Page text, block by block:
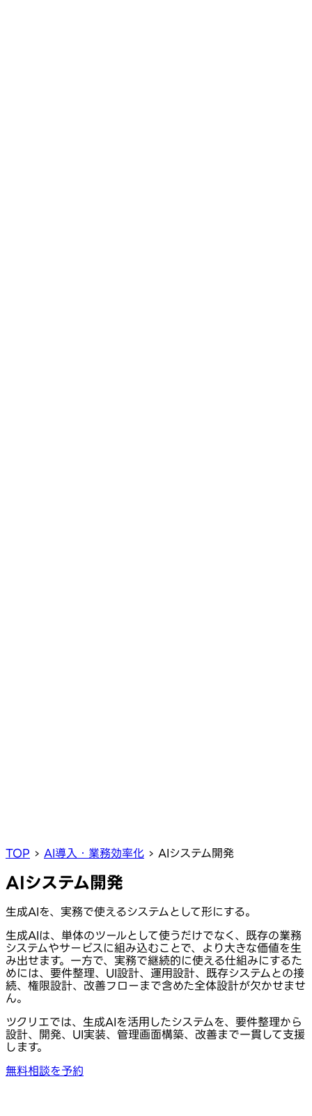
TOP › AI導入・業務効率化 › AIシステム開発
AIシステム開発
生成AIを、実務で使えるシステムとして形にする。
生成AIは、単体のツールとして使うだけでなく、既存の業務
システムやサービスに組み込むことで、より大きな価値を生
み出せます。一方で、実務で継続的に使える仕組みにするた
めには、要件整理、UI設計、運用設計、既存システムとの接
続、権限設計、改善フローまで含めた全体設計が欠かせませ
ん。
ツクリエでは、生成AIを活用したシステムを、要件整理から
設計、開発、UI実装、管理画面構築、改善まで一貫して支援
します。
無料相談を予約